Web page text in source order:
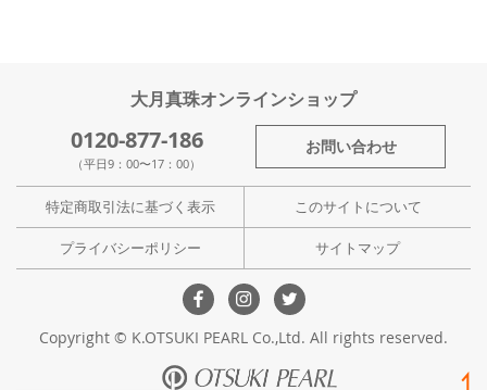
大月真珠オンラインショップ
0120-877-186
（平日9：00〜17：00）
お問い合わせ
特定商取引法に基づく表示 このサイトについて
プライバシーポリシー サイトマップ
Copyright © K.OTSUKI PEARL Co.,Ltd. All rights reserved.